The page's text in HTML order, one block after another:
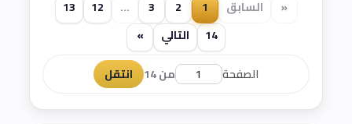
« السابق 1
2
3
...
12
13
14
التالي
»
الصفحة
من 14 انتقل